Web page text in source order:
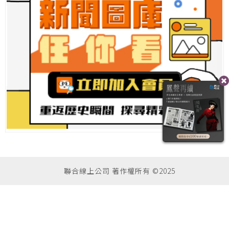
聯合線上公司 著作權所有 ©2025